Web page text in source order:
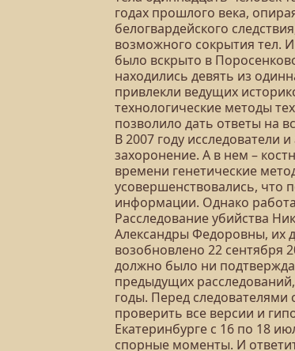
годах прошлого века,
белогвардейского
возможного сокрытия тел.
было вскрыто в
находились девять из
привлекли ведущих
технологические методы
позволило дать ответы на
В 2007 году исследователи
захоронение. А в нем –
времени генетические
усовершенствовались, что
информации. Однако
Расследование убийства
Александры Федоровны, их
возобновлено 22 сентября
должно было ни
предыдущих
годы. Перед следователями
проверить все версии и
Екатеринбурге с 16 по 18
спорные моменты. И